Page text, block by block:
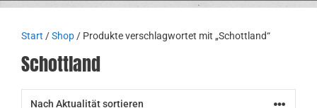
Start /Shop/ Produkte verschlagwortet mit „Schottland“
Schottland